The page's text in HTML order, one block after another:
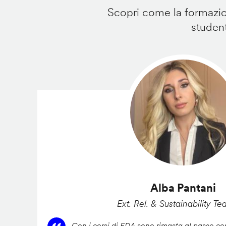
Scopri come la
Alba Pantani
Ext. Rel. & Sustainability